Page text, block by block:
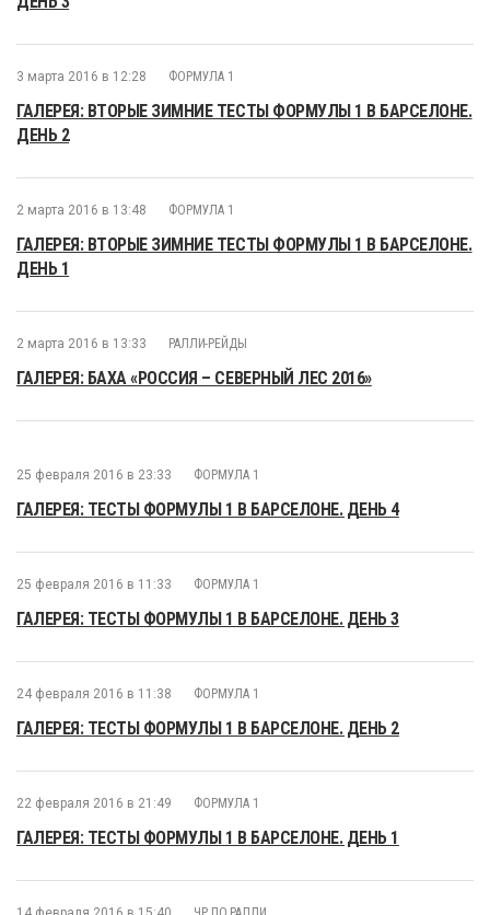
3 марта 2016 в 12:28 ФОРМУЛА 1
ГАЛЕРЕЯ: ВТОРЫЕ ЗИМНИЕ ТЕСТЫ ФОРМУЛЫ 1 В БАРСЕЛОНЕ.
ДЕНЬ 2
2 марта 2016 в 13:48 ФОРМУЛА 1
ГАЛЕРЕЯ: ВТОРЫЕ ЗИМНИЕ ТЕСТЫ ФОРМУЛЫ 1 В БАРСЕЛОНЕ.
ДЕНЬ 1
2 марта 2016 в 13:33 РАЛЛИ-РЕЙДЫ
ГАЛЕРЕЯ: БАХА «РОССИЯ – СЕВЕРНЫЙ ЛЕС 2016»
25 февраля 2016 в 23:33 ФОРМУЛА 1
ГАЛЕРЕЯ: ТЕСТЫ ФОРМУЛЫ 1 В БАРСЕЛОНЕ. ДЕНЬ 4
25 февраля 2016 в 11:33 ФОРМУЛА 1
ГАЛЕРЕЯ: ТЕСТЫ ФОРМУЛЫ 1 В БАРСЕЛОНЕ. ДЕНЬ 3
24 февраля 2016 в 11:38 ФОРМУЛА 1
ГАЛЕРЕЯ: ТЕСТЫ ФОРМУЛЫ 1 В БАРСЕЛОНЕ. ДЕНЬ 2
22 февраля 2016 в 21:49 ФОРМУЛА 1
ГАЛЕРЕЯ: ТЕСТЫ ФОРМУЛЫ 1 В БАРСЕЛОНЕ. ДЕНЬ 1